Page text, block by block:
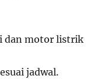
dan motor listrik
jadwal.